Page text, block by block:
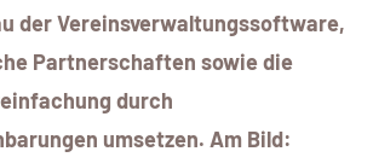
der Vereinsverwaltungssoftware,
Partnerschaften sowie die
durch
umsetzen. Am Bild: